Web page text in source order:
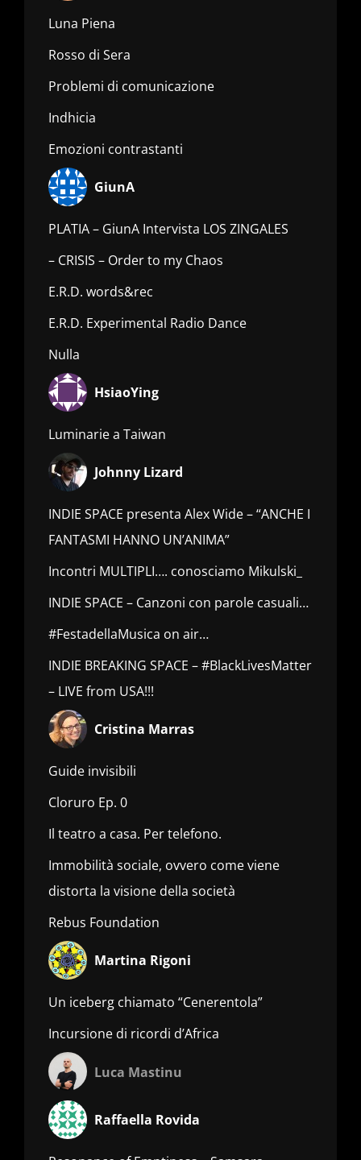
Luna Piena
Rosso di Sera
Problemi di comunicazione
Indhicia
Emozioni contrastanti
GiunA
PLATIA – GiunA Intervista LOS ZINGALES
– CRISIS – Order to my Chaos
E.R.D. words&rec
E.R.D. Experimental Radio Dance
Nulla
HsiaoYing
Luminarie a Taiwan
Johnny Lizard
INDIE SPACE presenta Alex Wide – “ANCHE I
FANTASMI HANNO UN’ANIMA”
Incontri MULTIPLI…. conosciamo Mikulski_
INDIE SPACE – Canzoni con parole casuali…
#FestadellaMusica on air…
INDIE BREAKING SPACE – #BlackLivesMatter
– LIVE from USA!!!
Cristina Marras
Guide invisibili
Cloruro Ep. 0
Il teatro a casa. Per telefono.
Immobilità sociale, ovvero come viene
distorta la visione della società
Rebus Foundation
Martina Rigoni
Un iceberg chiamato “Cenerentola”
Incursione di ricordi d’Africa
Luca Mastinu
Raffaella Rovida